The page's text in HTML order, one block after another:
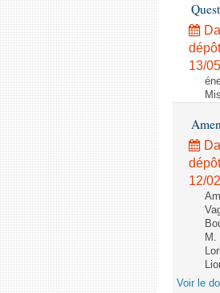
13/
12/
M.
Voir le